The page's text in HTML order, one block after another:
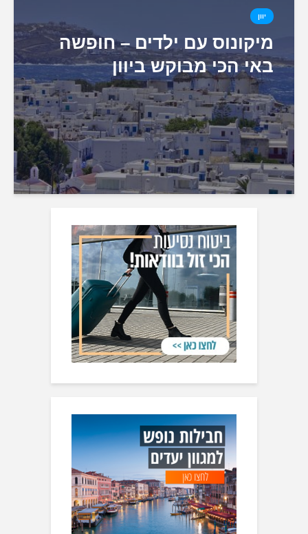
יוון
מיקונוס עם ילדים – חופשה
באי הכי מבוקש ביוון